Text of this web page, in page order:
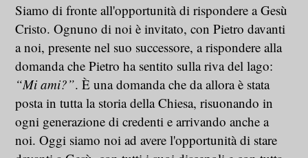
Siamo di fronte all'opportunità di rispondere a Gesù
Cristo. Ognuno di noi è invitato, con Pietro davanti
a noi, presente nel suo successore, a rispondere alla
domanda che Pietro ha sentito sulla riva del lago:
“Mi ami?”. È una domanda che da allora è stata
posta in tutta la storia della Chiesa, risuonando in
ogni generazione di credenti e arrivando anche a
noi. Oggi siamo noi ad avere l'opportunità di stare